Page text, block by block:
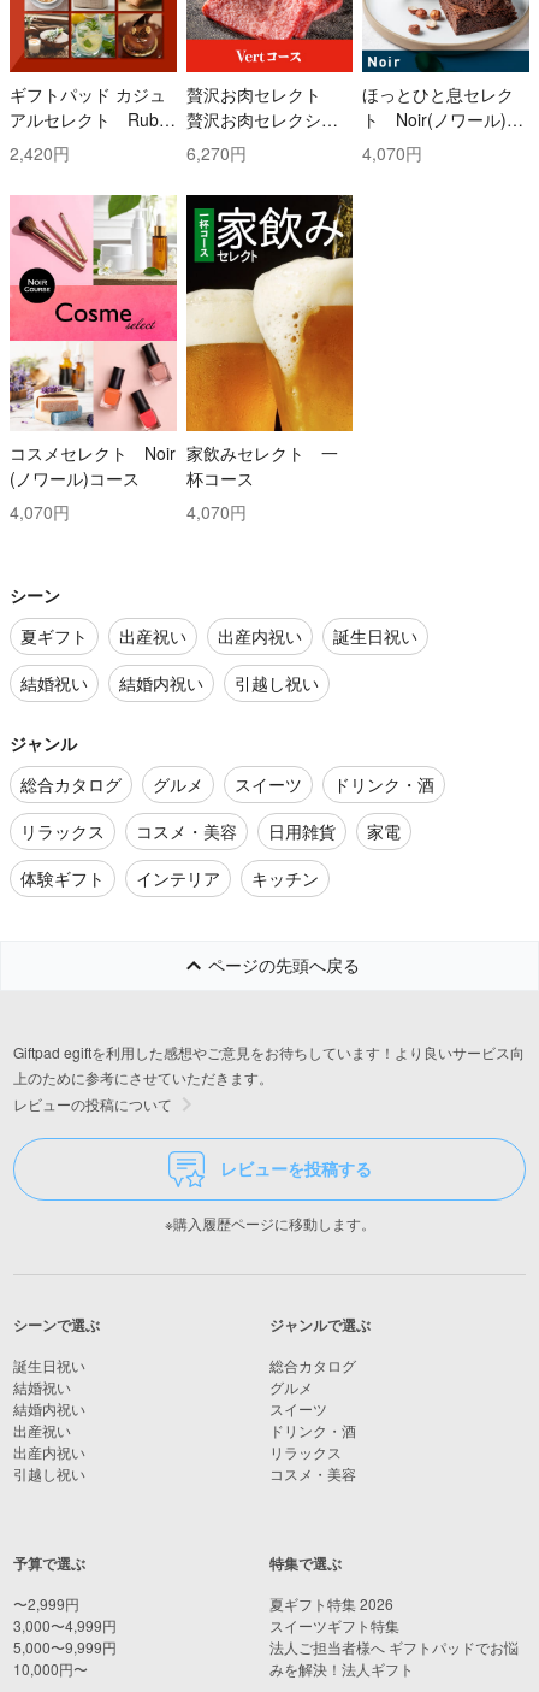
ギフトパッド カジュ
アルセレクト Ruby
(ルビー)コース
2,420円
贅沢お肉セレクト
贅沢お肉セレクショ
ン 5000円コース
6,270円
ほっとひと息セレク
ト Noir(ノワール)コ
ース
4,070円
コスメセレクト Noir
(ノワール)コース
4,070円
家飲みセレクト 一
杯コース
4,070円
シーン
夏ギフト
出産祝い 出産内祝い
誕生日祝い
結婚祝い
結婚内祝い 引越し祝い
ジャンル
総合カタログ
グルメ スイーツ
ドリンク・酒
リラックス
コスメ・美容 日用雑貨
家電
体験ギフト
インテリア キッチン
ページの先頭へ戻る
Giftpad egiftを利用した感想やご意見をお待ちしています！より良いサービス向
上のために参考にさせていただきます。
レビューの投稿について
レビューを投稿する
※購入履歴ページに移動します。
シーンで選ぶ
誕生日祝い
結婚祝い
結婚内祝い
出産祝い
出産内祝い
引越し祝い
予算で選ぶ
〜2,999円
3,000〜4,999円
5,000〜9,999円
10,000円〜
ジャンルで選ぶ
総合カタログ
グルメ
スイーツ
ドリンク・酒
リラックス
コスメ・美容
特集で選ぶ
夏ギフト特集 2026
スイーツギフト特集
法人ご担当者様へ ギフトパッドでお悩
みを解決！法人ギフト